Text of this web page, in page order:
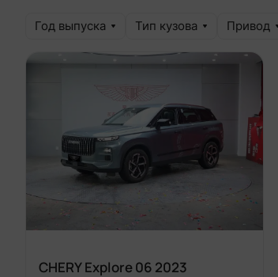
Год выпуска Тип кузова Привод
CHERY Explore 06 2023